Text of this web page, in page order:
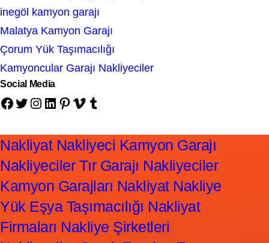
inegöl kamyon garajı
Malatya Kamyon Garajı
Çorum Yük Taşımacılığı
Kamyoncular Garajı Nakliyeciler
Social Media
Facebook Twitter Instagram LinkedIn Pinterest Vimeo Tumblr
Nakliyat Nakliyeci Kamyon Garajı
Nakliyeciler Tır Garajı Nakliyeciler
Kamyon Garajları Nakliyat Nakliye
Yük Eşya Taşımacılığı Nakliyat
Firmaları Nakliye Şirketleri